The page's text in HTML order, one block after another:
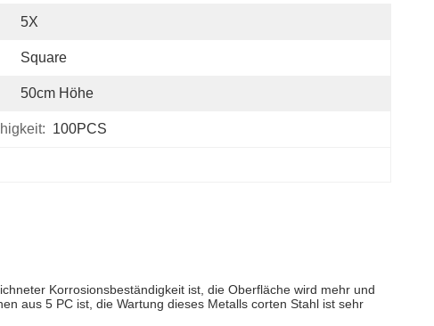
5X
Square
50cm Höhe
100PCS
Korrosionsbeständigkeit ist, die Oberfläche wird mehr und
aus 5 PC ist, die Wartung dieses Metalls corten Stahl ist sehr